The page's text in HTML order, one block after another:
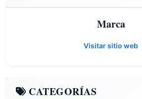
Marca
Visitar sitio web
CATEGORÍAS